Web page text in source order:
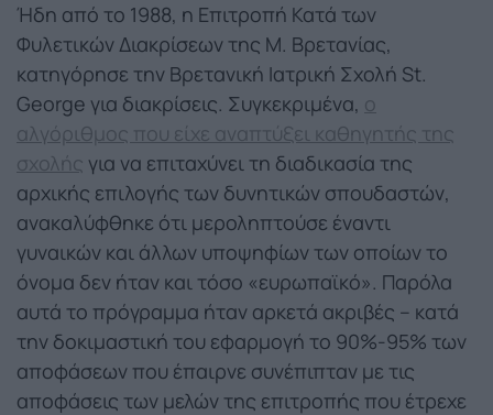
Ήδη από το 1988, η Επιτροπή Κατά των
Φυλετικών Διακρίσεων της Μ. Βρετανίας,
κατηγόρησε την Βρετανική Ιατρική Σχολή St.
George για διακρίσεις. Συγκεκριμένα, ο
αλγόριθμος που είχε αναπτύξει καθηγητής της
σχολής για να επιταχύνει τη διαδικασία της
αρχικής επιλογής των δυνητικών σπουδαστών,
ανακαλύφθηκε ότι μεροληπτούσε έναντι
γυναικών και άλλων υποψηφίων των οποίων το
όνομα δεν ήταν και τόσο «ευρωπαϊκό». Παρόλα
αυτά το πρόγραμμα ήταν αρκετά ακριβές – κατά
την δοκιμαστική του εφαρμογή το 90%-95% των
αποφάσεων που έπαιρνε συνέπιπταν με τις
αποφάσεις των μελών της επιτροπής που έτρεχε